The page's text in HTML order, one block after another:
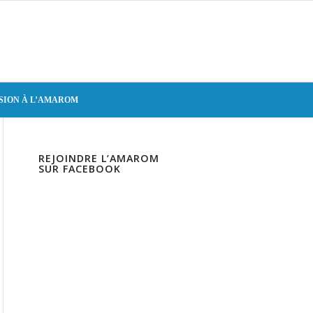
À L’AMAROM
REJOINDRE L’AMAROM
SUR FACEBOOK